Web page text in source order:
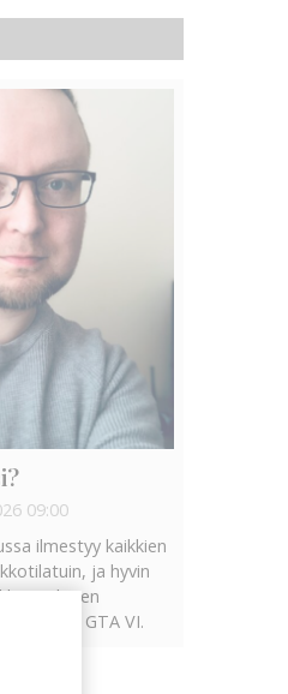
09:00
ilmestyy kaikkien
ja hyvin
aikojen
nouseva GTA VI.